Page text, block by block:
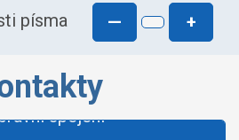
písma — +
spojení